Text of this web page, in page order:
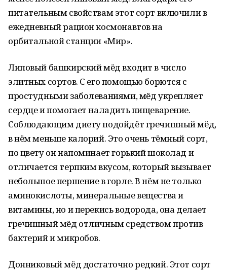
питательным свойствам этот сорт включили в
ежедневный рацион космонавтов на
орбитальной станции «Мир».
Липовый башкирский мёд входит в число
элитных сортов. С его помощью борются с
простудными заболеваниями, мёд укрепляет
сердце и помогает наладить пищеварение.
Соблюдающим диету подойдёт гречишный мёд,
в нём меньше калорий. Это очень тёмный сорт,
по цвету он напоминает горький шоколад и
отличается терпким вкусом, который вызывает
небольшое першение в горле. В нём не только
аминокислоты, минеральные вещества и
витамины, но и перекись водорода, она делает
гречишный мёд отличным средством против
бактерий и микробов.
Донниковый мёд достаточно редкий. Этот сорт